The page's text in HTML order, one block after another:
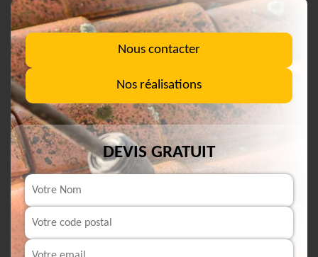
Nous contacter
Nos réalisations
DEVIS GRATUIT